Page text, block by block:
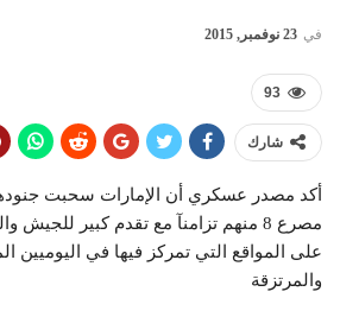
في 23 نوفمبر, 2015
93
شارك
أكد مصدر عسكري أن الإمارات سحبت
مصرع 8 منهم تزامنآ مع تقدم كبير
على المواقع التي تمركز فيها في اليوميين
والمرتزقة